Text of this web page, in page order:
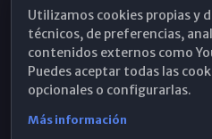
Utilizamos cookies propias y
técnicos, de preferencias,
contenidos externos como
Puedes aceptar todas las
opcionales o configurarlas.
Más información